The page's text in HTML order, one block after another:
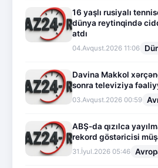
16 yaşlı rusiyalı
dünya reytinqində
atdı
04.Avqust.2026 11:06
Davina Makkol
sonra televiziya
03.Avqust.2026 00:59
ABŞ-da qızılca
rekord göstəricisi
31.İyul.2026 05:46